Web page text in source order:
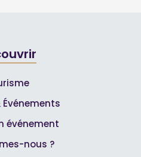
événement
nous ?